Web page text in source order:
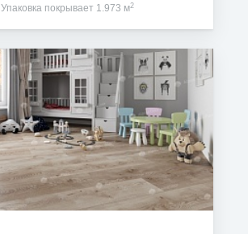
Упаковка покрывает 1.973 м2